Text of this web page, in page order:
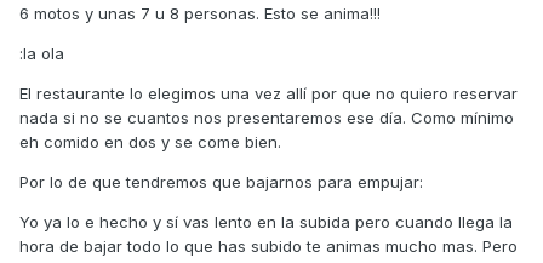
6 motos y unas 7 u 8 personas. Esto se anima!!!
:la ola
El restaurante lo elegimos una vez allí por que no quiero reservar
nada si no se cuantos nos presentaremos ese día. Como mínimo
eh comido en dos y se come bien.
Por lo de que tendremos que bajarnos para empujar:
Yo ya lo e hecho y sí vas lento en la subida pero cuando llega la
hora de bajar todo lo que has subido te animas mucho mas. Pero